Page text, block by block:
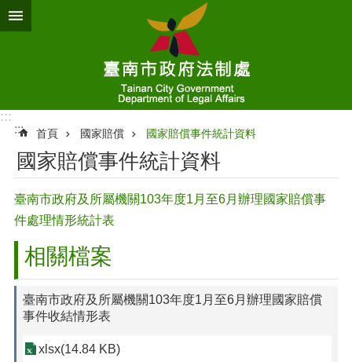
跳到主要內容區塊
:::
:::
首頁 國家賠償 國家賠償事件統計資料
國家賠償事件統計資料
臺南市政府及所屬機關103年度1月至6月辦理國家賠償事
件處理情形統計表
相關檔案
臺南市政府及所屬機關103年度1月至6月辦理國家賠償
事件收結情形表
xlsx(14.84 KB)